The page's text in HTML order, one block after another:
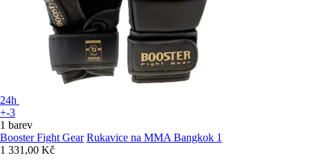
24h
+-3
1 barev
Booster Fight Gear Rukavice na MMA Bangkok 1
1 331,00 Kč